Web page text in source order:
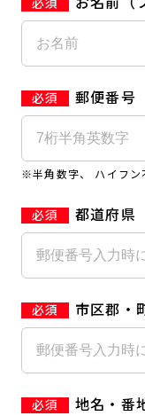
店舗情報・サービス
店舗へのお問い合わせ
現在、入会の受付はし
料金・
入会を悩まれている方へ
キャンペーン
JOYFIT24
JOYFIT+
郵便番号
※半角数字、 ハイフン
都道府県
市区郡・
地名・番